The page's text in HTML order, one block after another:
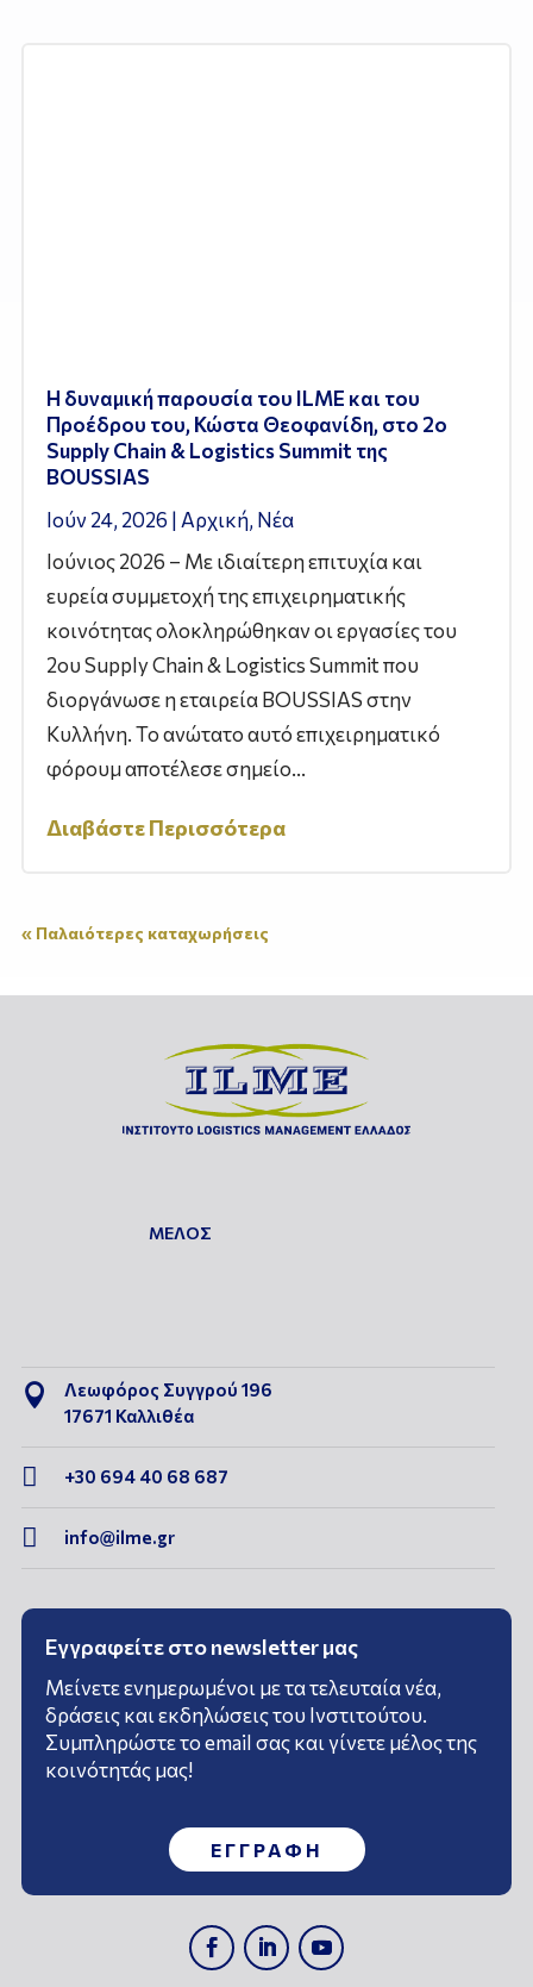
Η δυναμική παρουσία του ILME και του
Προέδρου του, Κώστα Θεοφανίδη, στο 2ο
Supply Chain & Logistics Summit της
BOUSSIAS
Ιούν 24, 2026 | Αρχική, Νέα
Ιούνιος 2026 – Με ιδιαίτερη επιτυχία και
ευρεία συμμετοχή της επιχειρηματικής
κοινότητας ολοκληρώθηκαν οι εργασίες του
2ου Supply Chain & Logistics Summit που
διοργάνωσε η εταιρεία BOUSSIAS στην
Κυλλήνη. Το ανώτατο αυτό επιχειρηματικό
φόρουμ αποτέλεσε σημείο...
Διαβάστε Περισσότερα
« Παλαιότερες καταχωρήσεις
ΜΕΛΟΣ

Λεωφόρος Συγγρού 196
17671 Καλλιθέα
 +30 694 40 68 687
 info@ilme.gr
Εγγραφείτε στο newsletter μας
Μείνετε ενημερωμένοι με τα τελευταία νέα,
δράσεις και εκδηλώσεις του Ινστιτούτου.
Συμπληρώστε το email σας και γίνετε μέλος της
κοινότητάς μας!
ΕΓΓΡΑΦΗ